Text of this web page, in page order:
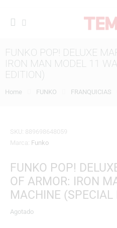
FUNKO POP! DELUXE
IRON MAN MODEL 11
EDITION)
Home FUNKO FRANQUICIAS
SKU: 889698648059
Marca: Funko
FUNKO POP!
OF ARMOR: IRON
MACHINE (SPECIAL
Agotado